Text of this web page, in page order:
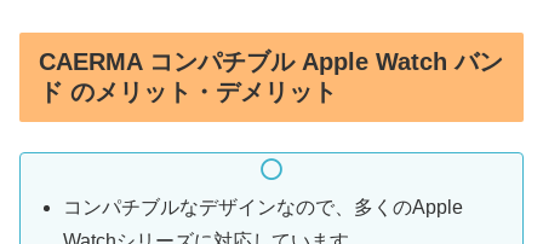
CAERMA コンパチブル Apple Watch バン
ド のメリット・デメリット
コンパチブルなデザインなので、多くのApple